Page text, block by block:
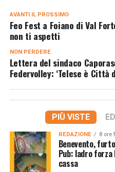
AVANTI IL ​​PROSSIMO
Feo Fest a Foiano di Val
non ti aspetti
NON PERDERE
Lettera del sindaco
Federvolley: ‘Telese è
PIÙ VISTE
REDAZIONE 8 ore
Benevento,
Pub: ladro
cassa